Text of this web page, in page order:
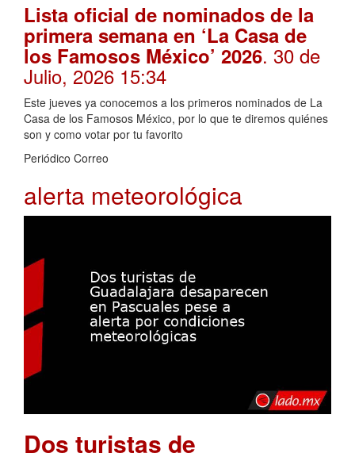
Lista oficial de nominados de la
primera semana en ‘La Casa de
los Famosos México’ 2026. 30 de
Julio, 2026 15:34
Este jueves ya conocemos a los primeros nominados de La
Casa de los Famosos México, por lo que te diremos quiénes
son y como votar por tu favorito
Periódico Correo
alerta meteorológica
Dos turistas de